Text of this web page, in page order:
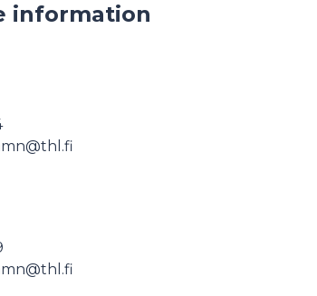
information